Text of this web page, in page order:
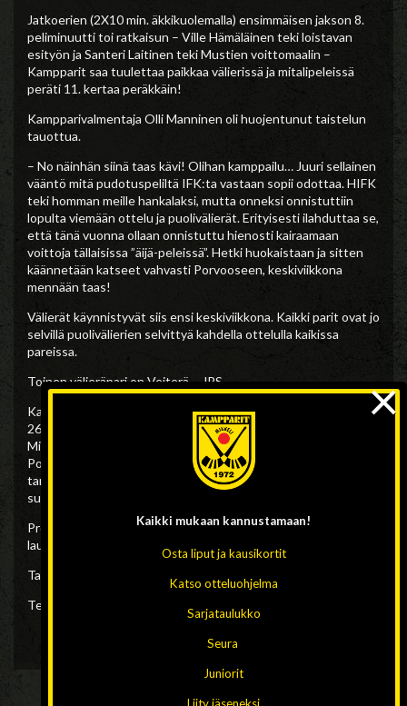
Jatkoerien (2X10 min. äkkikuolemalla) ensimmäisen jakson 8.
peliminuutti toi ratkaisun – Ville Hämäläinen teki loistavan
esityön ja Santeri Laitinen teki Mustien voittomaalin –
Kampparit saa tuulettaa paikkaa välierissä ja mitalipeleissä
peräti 11. kertaa peräkkäin!
Kampparivalmentaja Olli Manninen oli huojentunut taistelun
tauottua.
– No näinhän siinä taas kävi! Olihan kamppailu… Juuri sellainen
vääntö mitä pudotuspeliltä IFK:ta vastaan sopii odottaa. HIFK
teki homman meille hankalaksi, mutta onneksi onnistuttiin
lopulta viemään ottelu ja puolivälierät. Erityisesti ilahduttaa se,
että tänä vuonna ollaan onnistuttu hienosti kairaamaan
voittoja tällaisissa ”äijä-peleissä”. Hetki huokaistaan ja sitten
käännetään katseet vahvasti Porvooseen, keskiviikkona
mennään taas!
Välierät käynnistyvät siis ensi keskiviikkona. Kaikki parit ovat jo
selvillä puolivälierien selvittyä kahdella ottelulla kaikissa
pareissa.
Toinen välieräpari on Veiterä – JPS.
Kampparit kohtaa Akilleksen jotka aloittavat keskiviikkona
26.2. Porvoossa, toinen peli pelataan lauantaina 29.2.
Mikkelissä ja seuraavana keskiviikkona 4.3. kamppaillaan jälleen
Porvoossa. Finaalipaikkaan tarvitaan kolme voittoa,
tarvittaessa pelataan vielä perjantaina 6.3. Mikkelissä ja
sunnuntaina 8.3. Porvoossa.
Pronssiottelu pelataan perjantaina 13.3. ja Bandyliigan finaali
lauantaina 14.3.
Taistelu jatkuu!
Teksti: Lauri Tikanoja, kuva; Mari Ukkonen (arkisto)
Kaikki mukaan kannustamaan!
Osta liput ja kausikortit
Katso otteluohjelma
Sarjataulukko
Seura
Juniorit
×